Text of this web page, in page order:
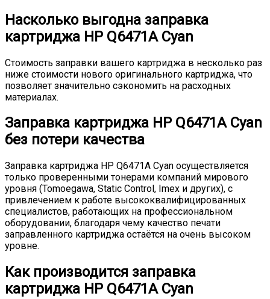
Насколько выгодна заправка
картриджа HP Q6471A Cyan
Стоимость заправки вашего картриджа в несколько раз
ниже стоимости нового оригинального картриджа, что
позволяет значительно сэкономить на расходных
материалах.
Заправка картриджа HP Q6471A Cyan
без потери качества
Заправка картриджа HP Q6471A Cyan осуществляется
только проверенными тонерами компаний мирового
уровня (Tomoegawa, Static Control, Imex и других), с
привлечением к работе высококвалифицированных
специалистов, работающих на профессиональном
оборудовании, благодаря чему качество печати
заправленного картриджа остаётся на очень высоком
уровне.
Как производится заправка
картриджа HP Q6471A Cyan